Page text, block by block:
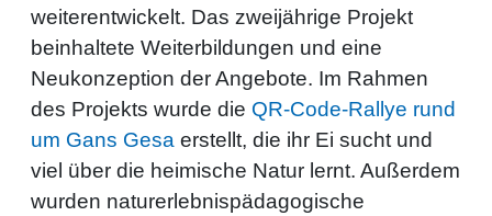
weiterentwickelt. Das zweijährige Projekt
beinhaltete Weiterbildungen und eine
Neukonzeption der Angebote. Im Rahmen
des Projekts wurde die QR-Code-Rallye rund
um Gans Gesa erstellt, die ihr Ei sucht und
viel über die heimische Natur lernt. Außerdem
wurden naturerlebnispädagogische